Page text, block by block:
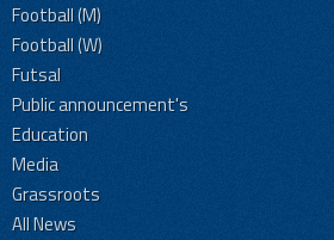
Football (M)
Football (W)
Futsal
Public announcement's
Education
Media
Grassroots
All News